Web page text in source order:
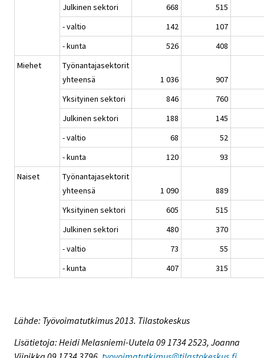
Julkinen sektori
668
515
- valtio
142
107
- kunta
526
408
Miehet
Työnantajasektorit
yhteensä
1 036
907
Yksityinen sektori
846
760
Julkinen sektori
188
145
- valtio
68
52
- kunta
120
93
Naiset
Työnantajasektorit
yhteensä
1 090
889
Yksityinen sektori
605
515
Julkinen sektori
480
370
- valtio
73
55
- kunta
407 315
Lähde: Työvoimatutkimus 2013. Tilastokeskus
Lisätietoja: Heidi Melasniemi-Uutela 09 1734 2523, Joanna